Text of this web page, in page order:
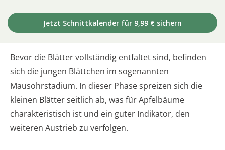
Jetzt Schnittkalender für 9,99 € sichern
Bevor die Blätter vollständig entfaltet sind, befinden
sich die jungen Blättchen im sogenannten
Mausohrstadium. In dieser Phase spreizen sich die
kleinen Blätter seitlich ab, was für Apfelbäume
charakteristisch ist und ein guter Indikator, den
weiteren Austrieb zu verfolgen.